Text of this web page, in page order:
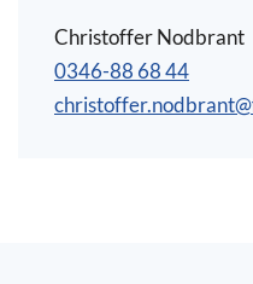
Christoffer Nodbrant
0346-88 68 44